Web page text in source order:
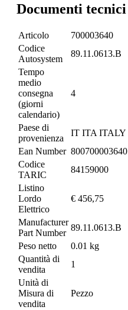
Documenti tecnici
Articolo
700003640
Codice
Autosystem
89.11.0613.B
Tempo
medio
consegna
(giorni
calendario)
4
Paese di
provenienza
IT ITA ITALY
Ean Number 800700003640
Codice
TARIC
84159000
Listino
Lordo
Elettrico
€ 456,75
Manufacturer
Part Number
89.11.0613.B
Peso netto
0.01 kg
Quantità di
vendita
1
Unità di
Misura di
vendita
Pezzo